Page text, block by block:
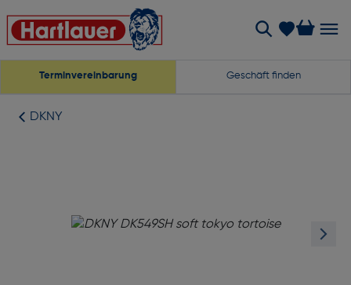
Terminvereinbarung Geschäft finden
DKNY